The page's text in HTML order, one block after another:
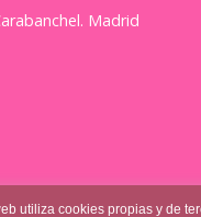
Madrid
utiliza cookies propias y de